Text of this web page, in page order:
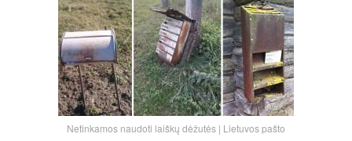
Netinkamos naudoti laiškų dėžutės | Lietuvos pašto